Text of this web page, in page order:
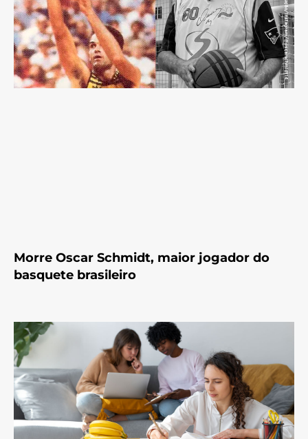
Morre Oscar Schmidt, maior jogador do
basquete brasileiro